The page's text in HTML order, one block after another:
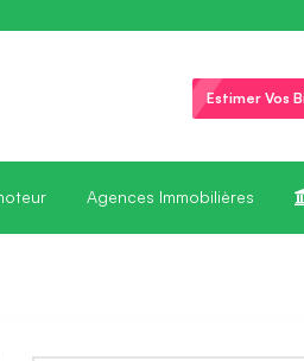
Estimer Vos
Agences Immobilières